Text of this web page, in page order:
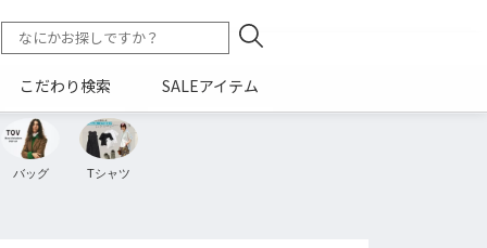
こだわり検索 SALEアイテム
バッグ Tシャツ